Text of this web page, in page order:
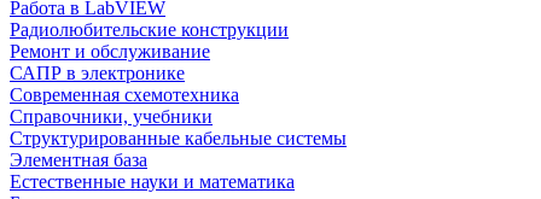
Работа в LabVIEW
Радиолюбительские конструкции
Ремонт и обслуживание
САПР в электронике
Современная схемотехника
Справочники, учебники
Структурированные кабельные системы
Элементная база
Естественные науки и математика